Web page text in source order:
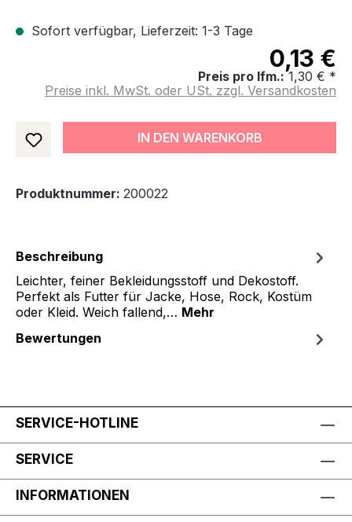
Sofort verfügbar, Lieferzeit: 1-3 Tage
0,13 €
Preis pro lfm.:1,30 € *
Preise inkl. MwSt. oder USt. zzgl. Versandkosten
IN DEN WARENKORB
Produktnummer: 200022
Beschreibung
Leichter, feiner Bekleidungsstoff und Dekostoff.
Perfekt als Futter für Jacke, Hose, Rock, Kostüm
oder Kleid. Weich fallend,… Mehr
Bewertungen
SERVICE-HOTLINE
SERVICE
INFORMATIONEN